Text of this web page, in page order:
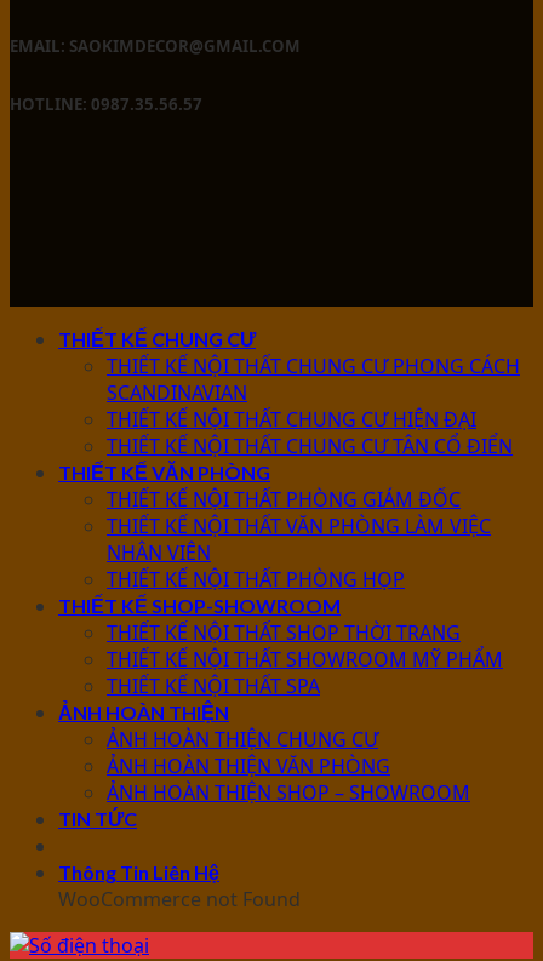
EMAIL: SAOKIMDECOR@GMAIL.COM
HOTLINE: 0987.35.56.57
THIẾT KẾ CHUNG CƯ
THIẾT KẾ NỘI THẤT CHUNG CƯ PHONG CÁCH
SCANDINAVIAN
THIẾT KẾ NỘI THẤT CHUNG CƯ HIỆN ĐẠI
THIẾT KẾ NỘI THẤT CHUNG CƯ TÂN CỔ ĐIỂN
THIẾT KẾ VĂN PHÒNG
THIẾT KẾ NỘI THẤT PHÒNG GIÁM ĐỐC
THIẾT KẾ NỘI THẤT VĂN PHÒNG LÀM VIỆC
NHÂN VIÊN
THIẾT KẾ NỘI THẤT PHÒNG HỌP
THIẾT KẾ SHOP-SHOWROOM
THIẾT KẾ NỘI THẤT SHOP THỜI TRANG
THIẾT KẾ NỘI THẤT SHOWROOM MỸ PHẨM
THIẾT KẾ NỘI THẤT SPA
ẢNH HOÀN THIỆN
ẢNH HOÀN THIỆN CHUNG CƯ
ẢNH HOÀN THIỆN VĂN PHÒNG
ẢNH HOÀN THIỆN SHOP – SHOWROOM
TIN TỨC
Thông Tin Liên Hệ
WooCommerce not Found